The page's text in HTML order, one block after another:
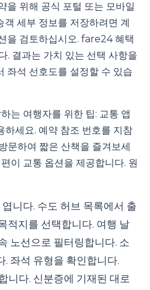
을 위해 공식 포털 또는 모바일
세부 정보를 저장하려면 계
을 검토하십시오. fare24 혜택
. 결과는 가치 있는 선택 사항을
좌석 선호도를 설정할 수 있습
는 여행자를 위한 팁: 교통 앱
하세요. 예약 참조 번호를 지참
하여 짧은 산책을 즐겨보세
이 교통 옵션을 제공합니다. 원
니다. 수도 허브 목록에서 출
적지를 선택합니다. 여행 날
노선으로 필터링합니다. 소
. 좌석 유형을 확인합니다.
니다. 신분증에 기재된 대로